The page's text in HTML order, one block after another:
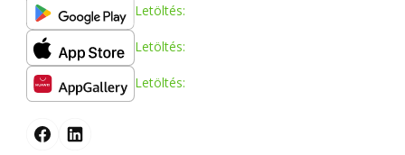
Letöltés:
Letöltés:
Letöltés: